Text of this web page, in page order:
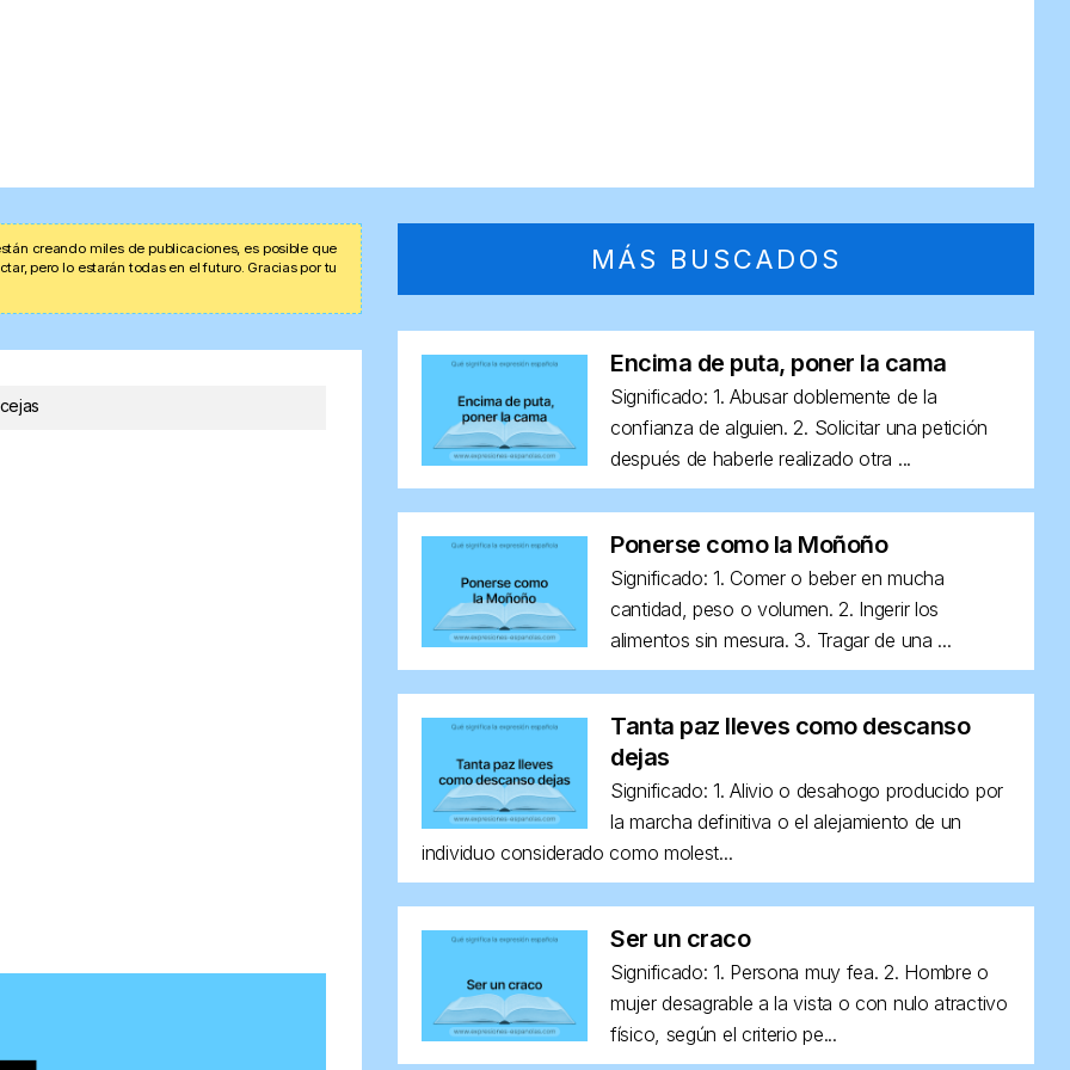
creando miles de publicaciones, es posible que
pero lo estarán todas en el futuro. Gracias por tu
MÁS BUSCADOS
Encima de puta, poner la cama
Significado: 1. Abusar doblemente de la
confianza de alguien. 2. Solicitar una petición
después de haberle realizado otra ...
Ponerse como la Moñoño
Significado: 1. Comer o beber en mucha
cantidad, peso o volumen. 2. Ingerir los
alimentos sin mesura. 3. Tragar de una ...
Tanta paz lleves como descanso
dejas
Significado: 1. Alivio o desahogo producido por
la marcha definitiva o el alejamiento de un
individuo considerado como molest...
Ser un craco
Significado: 1. Persona muy fea. 2. Hombre o
mujer desagrable a la vista o con nulo atractivo
físico, según el criterio pe...